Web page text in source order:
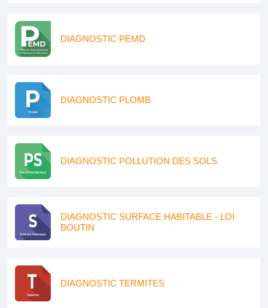
DIAGNOSTIC PEMD
DIAGNOSTIC PLOMB
DIAGNOSTIC POLLUTION DES SOLS
DIAGNOSTIC SURFACE HABITABLE - LOI
BOUTIN
DIAGNOSTIC TERMITES